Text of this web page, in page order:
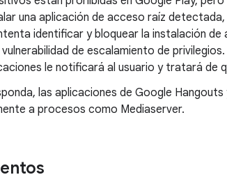
una aplicación de acceso raíz
identificar y bloquear la instalación
de escalamiento de
le notificará al usuario y tratará de
las aplicaciones de Google
a procesos como Mediaserver.